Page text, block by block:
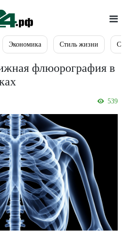
Экономика Стиль жизни
флюорография в
539